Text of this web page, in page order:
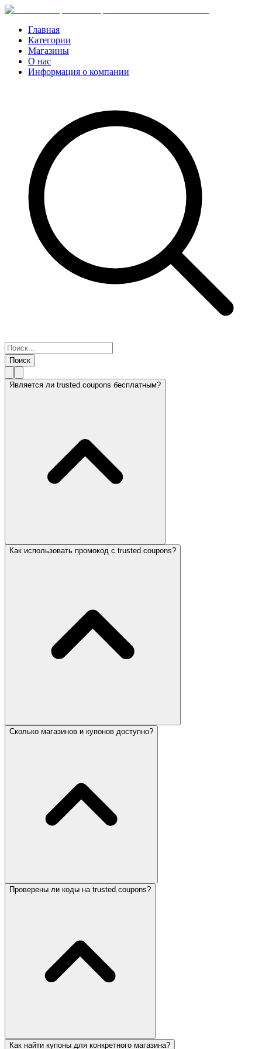
Главная
Категории
Магазины
О нас
Информация о компании
Поиск
Является ли trusted.coupons бесплатным?
Как использовать промокод с trusted.coupons?
Сколько магазинов и купонов доступно?
Проверены ли коды на trusted.coupons?
Как найти купоны для конкретного магазина?